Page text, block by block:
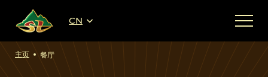
CN
主页 餐厅